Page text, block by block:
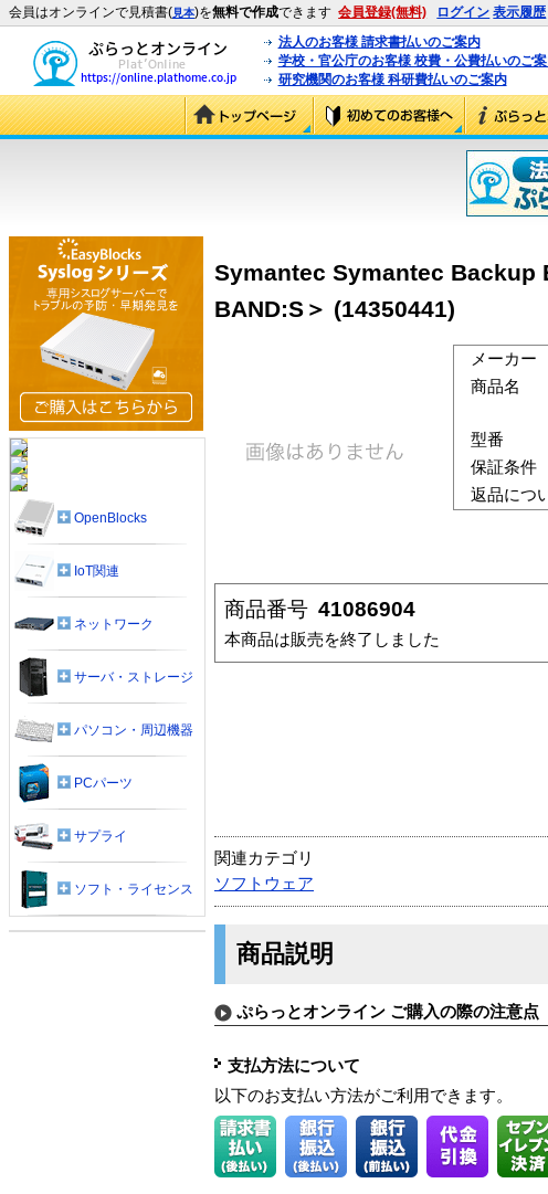
会員はオンラインで見積書(見本)を無料で作成できます 会員登録(無料) ログイン 表示履歴
法人のお客様 請求書払いのご案内
学校・官公庁のお客様 校費・公費払いのご
研究機関のお客様 科研費払いのご案内
Symantec Symantec Backup
BAND:S＞ (14350441)
メーカー
商品名
型番
保証条件
返品につ
商品番号 41086904
本商品は販売を終了しました
関連カテゴリ
ソフトウェア
商品説明
ぷらっとオンライン ご購入の際の注意点
支払方法について
以下のお支払い方法がご利用できます。
OpenBlocks
IoT関連
ネットワーク
サーバ・ストレージ
パソコン・周辺機器
PCパーツ
サプライ
ソフト・ライセンス